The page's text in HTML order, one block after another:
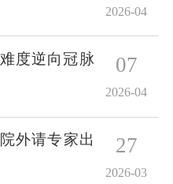
2026-04
度逆向冠脉
07
2026-04
外请专家出
27
2026-03